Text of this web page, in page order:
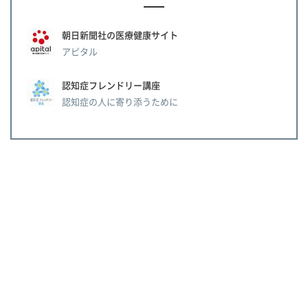
朝日新聞社の医療健康サイト
アピタル
認知症フレンドリー講座
認知症の人に寄り添うために